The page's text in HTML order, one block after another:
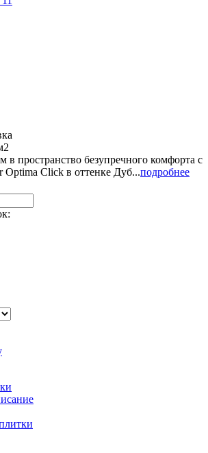
в пространство безупречного комфорта с
Optima Click в оттенке Дуб...подробнее